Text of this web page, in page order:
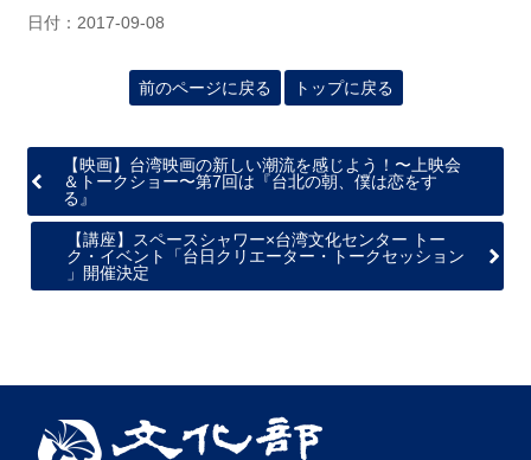
日付：2017-09-08
前のページに戻る トップに戻る
【映画】台湾映画の新しい潮流を感じよう！〜上映会
＆トークショー〜第7回は『台北の朝、僕は恋をす
る』
【講座】スペースシャワー×台湾文化センター トー
ク・イベント「台日クリエーター・トークセッション
」開催決定